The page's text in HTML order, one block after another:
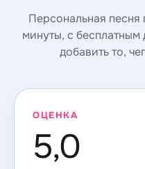
Персональная песня
минуты, с
добавить то,
ОЦЕНКА
5,0